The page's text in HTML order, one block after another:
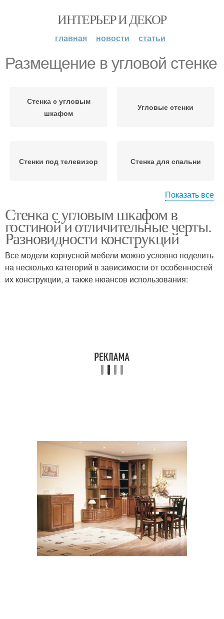
ИНТЕРЬЕР И ДЕКОР
главная новости статьи
Размещение в угловой стенке
Стенка с угловым
шкафом
Угловые стенки
Стенки под телевизор Стенка для спальни
Угловая мебель Стенки в интерьере
Угловая стенка Стенка под телевизор
Показать все
Стенка с угловым шкафом в
гостиной и отличительные черты.
Разновидности конструкций
Все модели корпусной мебели можно условно поделить
на несколько категорий в зависимости от особенностей
их конструкции, а также нюансов использования: